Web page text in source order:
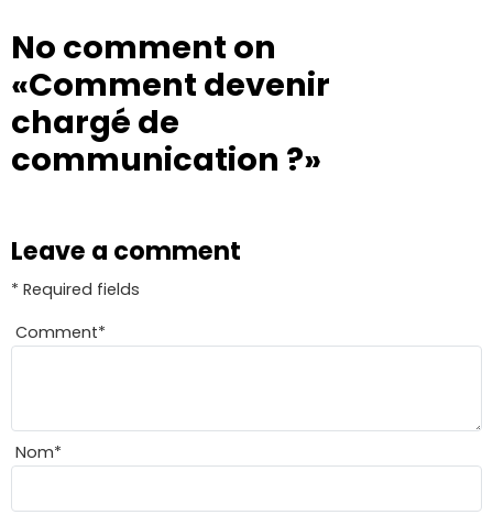
No comment on
«Comment devenir
chargé de
communication ?»
Leave a comment
* Required fields
Comment*
Nom*